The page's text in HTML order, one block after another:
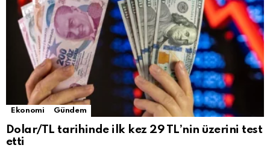
Ekonomi Gündem
Dolar/TL tarihinde ilk kez 29 TL’nin üzerini test
etti